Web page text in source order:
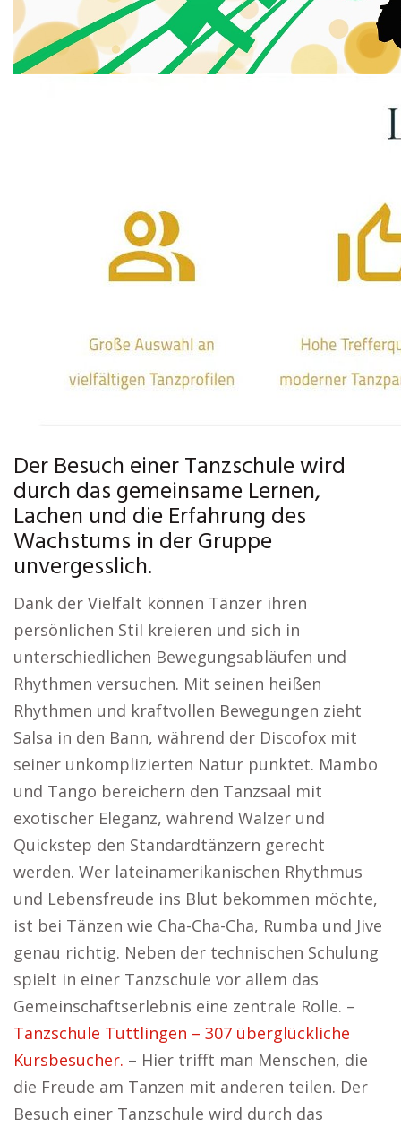
Der Besuch einer Tanzschule wird
durch das gemeinsame Lernen,
Lachen und die Erfahrung des
Wachstums in der Gruppe
unvergesslich.
Dank der Vielfalt können Tänzer ihren
persönlichen Stil kreieren und sich in
unterschiedlichen Bewegungsabläufen und
Rhythmen versuchen. Mit seinen heißen
Rhythmen und kraftvollen Bewegungen zieht
Salsa in den Bann, während der Discofox mit
seiner unkomplizierten Natur punktet. Mambo
und Tango bereichern den Tanzsaal mit
exotischer Eleganz, während Walzer und
Quickstep den Standardtänzern gerecht
werden. Wer lateinamerikanischen Rhythmus
und Lebensfreude ins Blut bekommen möchte,
ist bei Tänzen wie Cha-Cha-Cha, Rumba und Jive
genau richtig. Neben der technischen Schulung
spielt in einer Tanzschule vor allem das
Gemeinschaftserlebnis eine zentrale Rolle. –
Tanzschule Tuttlingen – 307 überglückliche
Kursbesucher. – Hier trifft man Menschen, die
die Freude am Tanzen mit anderen teilen. Der
Besuch einer Tanzschule wird durch das